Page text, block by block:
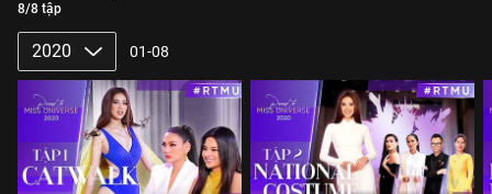
8/8 tập
2020 01-08